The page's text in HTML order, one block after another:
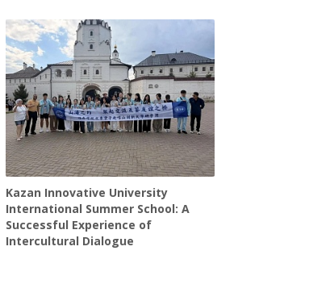
Kazan Innovative University
International Summer School: A
Successful Experience of
Intercultural Dialogue